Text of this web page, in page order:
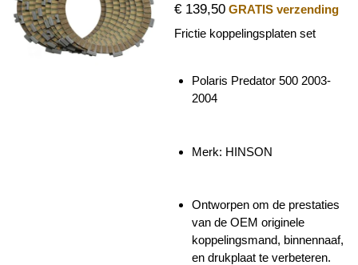
€ 139,50 GRATIS verzending
Frictie koppelingsplaten set
Polaris Predator 500 2003-
2004
Merk: HINSON
Ontworpen om de prestaties
van de OEM originele
koppelingsmand, binnennaaf,
en drukplaat te verbeteren.